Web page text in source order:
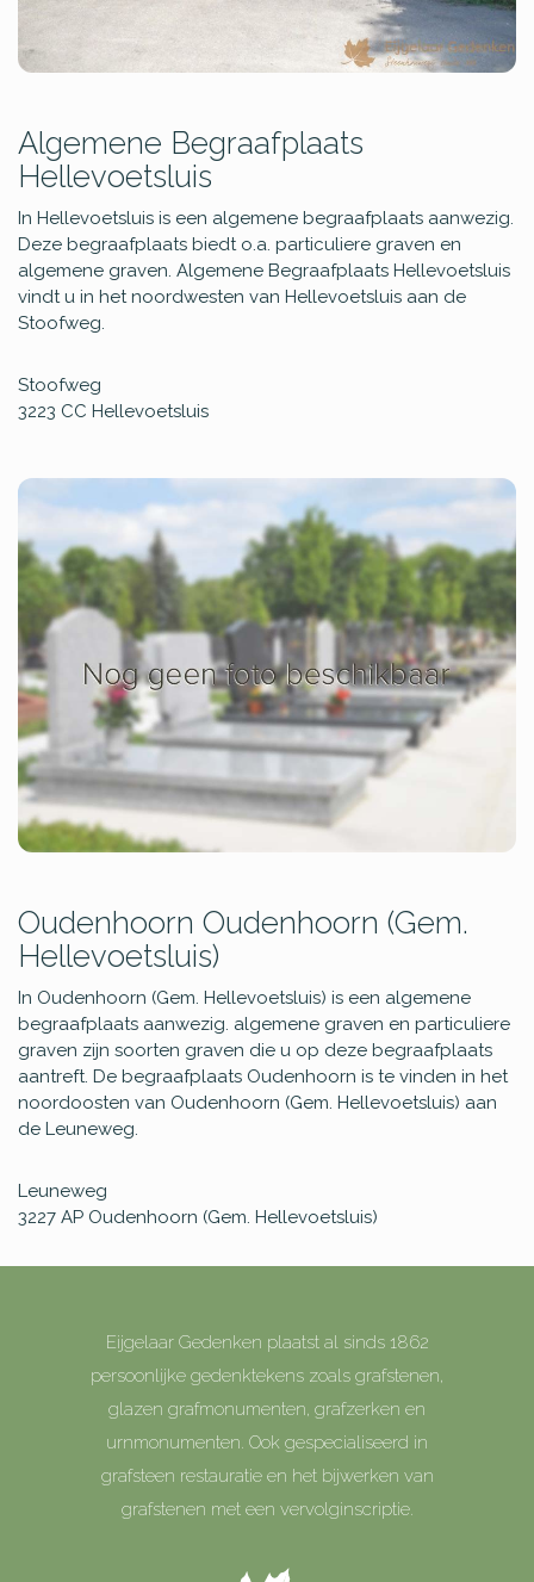
Algemene Begraafplaats
Hellevoetsluis
In Hellevoetsluis is een algemene begraafplaats aanwezig.
Deze begraafplaats biedt o.a. particuliere graven en
algemene graven. Algemene Begraafplaats Hellevoetsluis
vindt u in het noordwesten van Hellevoetsluis aan de
Stoofweg.
Stoofweg
3223 CC Hellevoetsluis
Oudenhoorn Oudenhoorn (Gem.
Hellevoetsluis)
In Oudenhoorn (Gem. Hellevoetsluis) is een algemene
begraafplaats aanwezig. algemene graven en particuliere
graven zijn soorten graven die u op deze begraafplaats
aantreft. De begraafplaats Oudenhoorn is te vinden in het
noordoosten van Oudenhoorn (Gem. Hellevoetsluis) aan
de Leuneweg.
Leuneweg
3227 AP Oudenhoorn (Gem. Hellevoetsluis)
Eijgelaar Gedenken plaatst al sinds 1862
persoonlijke gedenktekens zoals grafstenen,
glazen grafmonumenten, grafzerken en
urnmonumenten. Ook gespecialiseerd in
grafsteen restauratie en het bijwerken van
grafstenen met een vervolginscriptie.